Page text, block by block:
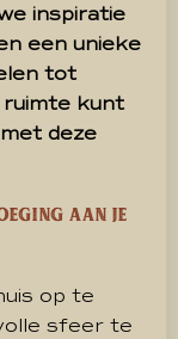
inspiratie
een unieke
tot
kunt
deze
aan je
op te
sfeer te